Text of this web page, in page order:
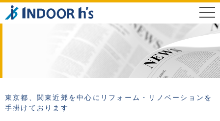
東京都、関東近郊を中心にリフォーム・リノベーションを
手掛けております